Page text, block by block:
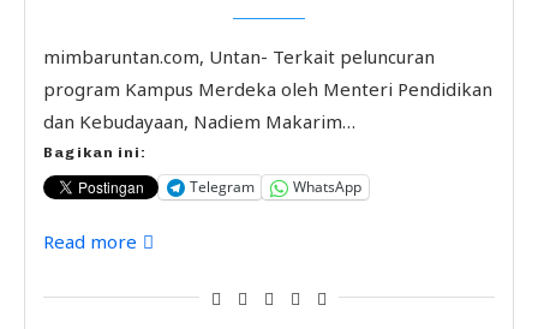
mimbaruntan.com, Untan- Terkait peluncuran
program Kampus Merdeka oleh Menteri Pendidikan
dan Kebudayaan, Nadiem Makarim…
Bagikan ini:
Telegram WhatsApp
Read more